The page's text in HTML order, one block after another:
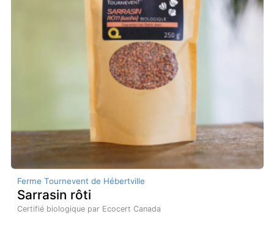
Ferme Tournevent de Hébertville
Sarrasin rôti
Certifié biologique par Ecocert Canada